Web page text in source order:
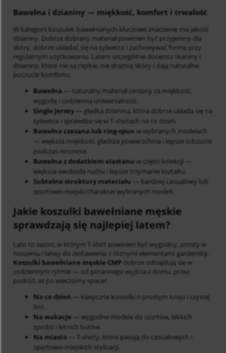
Bawełna i dzianiny — miękkość, komfort i trwałość
W kategorii koszulek bawełnianych kluczowe znaczenie ma jakość
dzianiny. Dobrze dobrany materiał powinien być przyjemny dla
skóry, dobrze układać się na sylwetce i zachowywać formę przy
regularnym użytkowaniu. Latem szczególnie docenisz tkaniny i
dzianiny, które nie są ciężkie, nie drażnią skóry i dają naturalne
poczucie komfortu.
Bawełna — naturalny materiał ceniony za miękkość,
wygodę i codzienną uniwersalność.
Single Jersey — gładka dzianina, która dobrze układa się na
sylwetce i sprawdza się w T-shirtach na co dzień.
Bawełna czesana lub ring-spun w wybranych modelach
— większa miękkość, gładsza powierzchnia i lepsze odczucie
podczas noszenia.
Bawełna z dodatkiem elastanu w części kolekcji —
większa swoboda ruchu i lepsze trzymanie kształtu.
Subtelne struktury materiału — bardziej casualowy lub
sportowo-miejski charakter wybranych modeli.
Jakie koszulki bawełniane męskie
sprawdzają się najlepiej latem?
Lato to sezon, w którym T-shirt powinien być wygodny, prosty w
noszeniu i łatwy do zestawienia z różnymi elementami garderoby.
Koszulki bawełniane męskie CMP dobrze odnajdują się w
codziennym rytmie — od porannego wyjścia z domu, przez
podróż, aż po wieczorny spacer.
Na co dzień — klasyczne koszulki o prostym kroju i czystej
linii.
Na wakacje — wygodne modele do szortów, lekkich
spodni i letnich butów.
Na miasto — T-shirty, które pasują do casualowych i
sportowo-miejskich stylizacji.